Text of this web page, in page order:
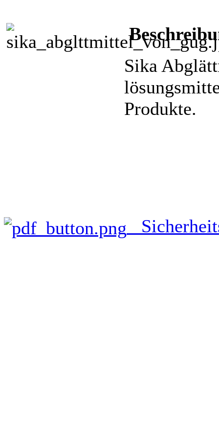
Sika
Produkte.